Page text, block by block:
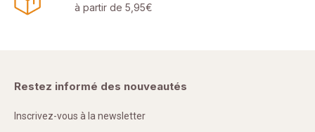
à partir de 5,95€
Restez informé des nouveautés
Inscrivez-vous à la newsletter